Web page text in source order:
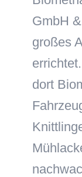
GmbH
großes
dort